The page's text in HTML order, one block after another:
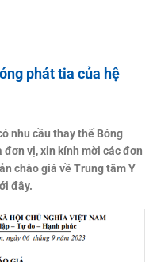
phát tia của hệ
nhu cầu thay thế Bóng
vị, xin kính mời các đơn
chào giá về Trung tâm Y
đây.